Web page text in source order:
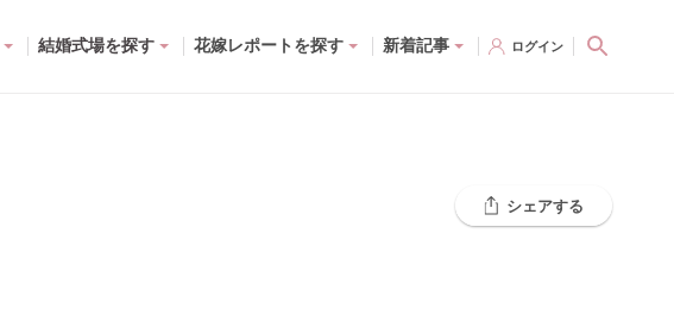
結婚式場を探す 花嫁レポートを探す 新着記事 ログイン
シェアする